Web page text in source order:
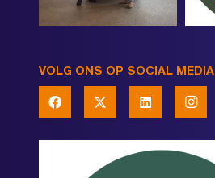
VOLG ONS OP SOCIAL MEDIA